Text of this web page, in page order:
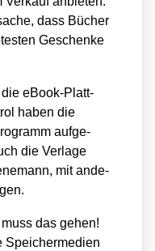
dass Bücher
Geschen­ke
die eBook-Platt­
haben die
auf­ge­
die Ver­la­ge
mit ande­
das gehen!
Spei­cher­me­di­en